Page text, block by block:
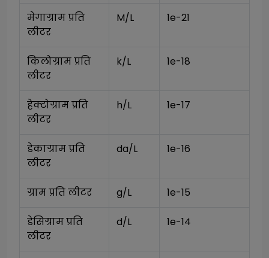
मेगाग्राम प्रति
लीटर
M/L 1e-21
किलोग्राम प्रति
लीटर
k/L 1e-18
हेक्टोग्राम प्रति
लीटर
h/L 1e-17
डेकाग्राम प्रति
लीटर
da/L 1e-16
ग्राम प्रति लीटर g/L 1e-15
डेसिग्राम प्रति
लीटर
d/L 1e-14